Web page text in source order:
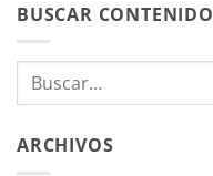
BUSCAR CONTENIDO
ARCHIVOS